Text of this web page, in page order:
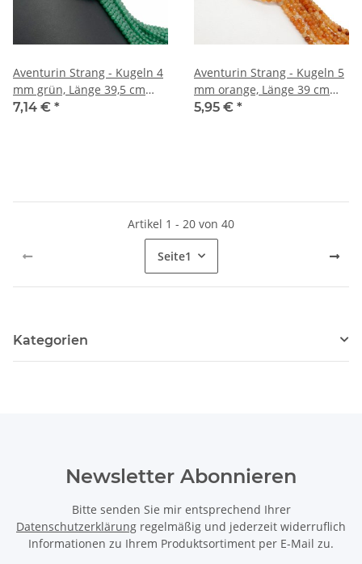
Aventurin Strang - Kugeln 4
mm grün, Länge 39,5 cm
/1507
7,14 € *
Aventurin Strang - Kugeln 5
mm orange, Länge 39 cm
/4670
5,95 € *
Artikel 1 - 20 von 40
Seite1
Kategorien
Newsletter Abonnieren
Bitte senden Sie mir entsprechend Ihrer
Datenschutzerklärung regelmäßig und jederzeit widerruflich
Informationen zu Ihrem Produktsortiment per E-Mail zu.